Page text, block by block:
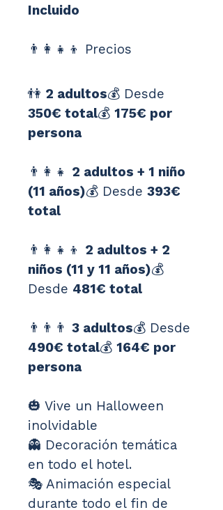
Incluido
👨‍👩‍👧‍👦 Precios
👫 2 adultos💰 Desde
350€ total💰 175€ por
persona
👨‍👩‍👧 2 adultos + 1 niño
(11 años)💰 Desde 393€
total
👨‍👩‍👧‍👦 2 adultos + 2
niños (11 y 11 años)💰
Desde 481€ total
👨‍👨‍👨 3 adultos💰 Desde
490€ total💰 164€ por
persona
🎃 Vive un Halloween
inolvidable
👻 Decoración temática
en todo el hotel.
🎭 Animación especial
durante todo el fin de